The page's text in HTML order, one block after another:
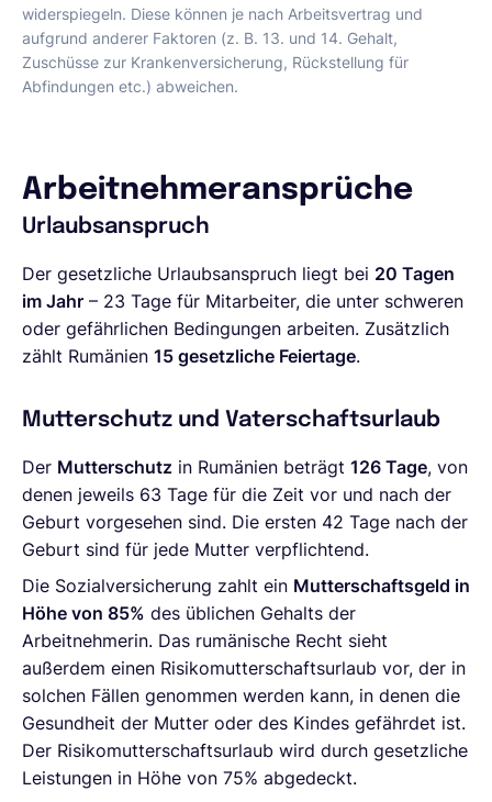
widerspiegeln. Diese können je nach Arbeitsvertrag und
aufgrund anderer Faktoren (z. B. 13. und 14. Gehalt,
Zuschüsse zur Krankenversicherung, Rückstellung für
Abfindungen etc.) abweichen.
Arbeitnehmeransprüche
Urlaubsanspruch
Der gesetzliche Urlaubsanspruch liegt bei 20 Tagen
im Jahr – 23 Tage für Mitarbeiter, die unter schweren
oder gefährlichen Bedingungen arbeiten. Zusätzlich
zählt Rumänien 15 gesetzliche Feiertage.
Mutterschutz und Vaterschaftsurlaub
Der Mutterschutz in Rumänien beträgt 126 Tage, von
denen jeweils 63 Tage für die Zeit vor und nach der
Geburt vorgesehen sind. Die ersten 42 Tage nach der
Geburt sind für jede Mutter verpflichtend.
Die Sozialversicherung zahlt ein Mutterschaftsgeld in
Höhe von 85% des üblichen Gehalts der
Arbeitnehmerin. Das rumänische Recht sieht
außerdem einen Risikomutterschaftsurlaub vor, der in
solchen Fällen genommen werden kann, in denen die
Gesundheit der Mutter oder des Kindes gefährdet ist.
Der Risikomutterschaftsurlaub wird durch gesetzliche
Leistungen in Höhe von 75% abgedeckt.